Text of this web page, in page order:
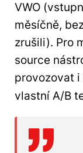
VWO
měsíčně,
zrušili). Pro
source
provozovat i
vlastní A/B